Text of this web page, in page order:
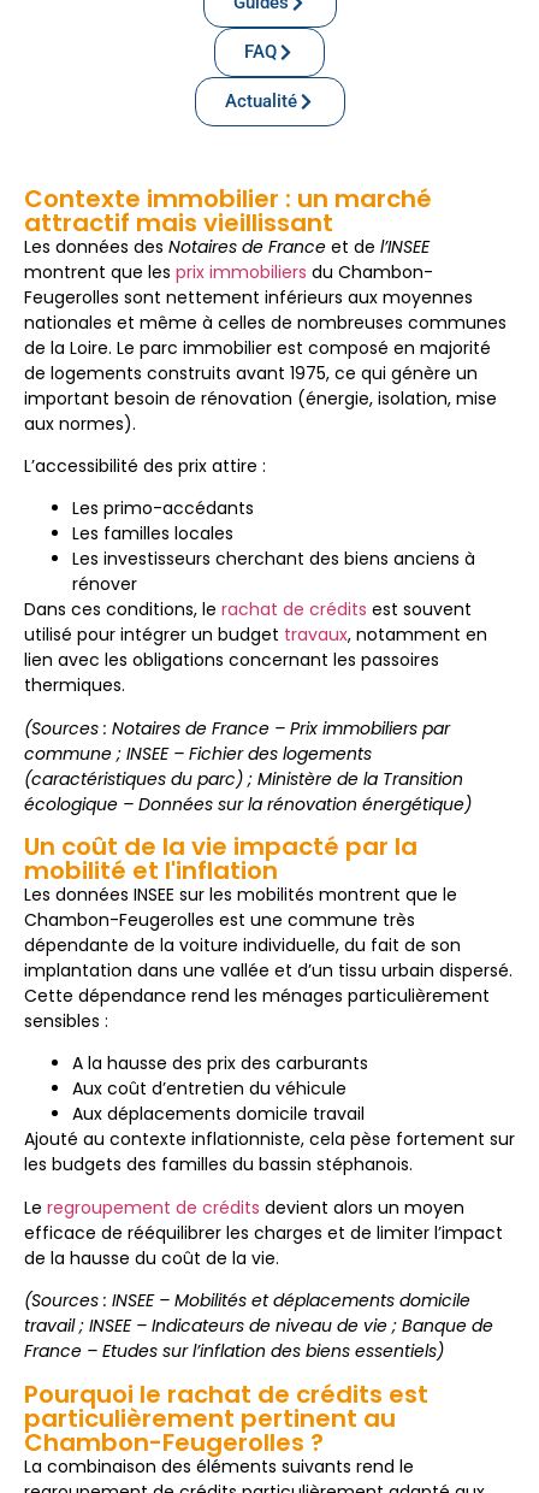
FAQ
Actualité
Contexte immobilier : un marché
attractif mais vieillissant
Les données des Notaires de France et de l’INSEE
montrent que les prix immobiliers du Chambon-
Feugerolles sont nettement inférieurs aux moyennes
nationales et même à celles de nombreuses communes
de la Loire. Le parc immobilier est composé en majorité
de logements construits avant 1975, ce qui génère un
important besoin de rénovation (énergie, isolation, mise
aux normes).
L’accessibilité des prix attire :
Les primo-accédants
Les familles locales
Les investisseurs cherchant des biens anciens à
rénover
Dans ces conditions, le rachat de crédits est souvent
utilisé pour intégrer un budget travaux, notamment en
lien avec les obligations concernant les passoires
thermiques.
(Sources : Notaires de France – Prix immobiliers par
commune ; INSEE – Fichier des logements
(caractéristiques du parc) ; Ministère de la Transition
écologique – Données sur la rénovation énergétique)
Un coût de la vie impacté par la
mobilité et l'inflation
Les données INSEE sur les mobilités montrent que le
Chambon-Feugerolles est une commune très
dépendante de la voiture individuelle, du fait de son
implantation dans une vallée et d’un tissu urbain dispersé.
Cette dépendance rend les ménages particulièrement
sensibles :
A la hausse des prix des carburants
Aux coût d’entretien du véhicule
Aux déplacements domicile travail
Ajouté au contexte inflationniste, cela pèse fortement sur
les budgets des familles du bassin stéphanois.
Le regroupement de crédits devient alors un moyen
efficace de rééquilibrer les charges et de limiter l’impact
de la hausse du coût de la vie.
(Sources : INSEE – Mobilités et déplacements domicile
travail ; INSEE – Indicateurs de niveau de vie ; Banque de
France – Etudes sur l’inflation des biens essentiels)
Pourquoi le rachat de crédits est
particulièrement pertinent au
Chambon-Feugerolles ?
La combinaison des éléments suivants rend le